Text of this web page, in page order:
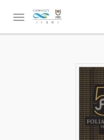
Toggle